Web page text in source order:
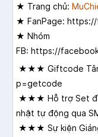
★ Trang chủ:
★ FanPage: https://
★ Nhóm
FB: https://
★★★ Giftcode
p=getcode
★★★ Hỗ trợ Set đồ
nhật tự động qua
★★★ Sự kiện